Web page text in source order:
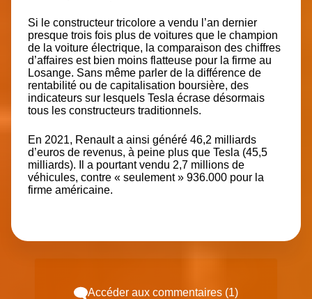
Si le constructeur tricolore a vendu l’an dernier
presque trois fois plus de voitures que le champion
de la voiture électrique, la comparaison des chiffres
d’affaires est bien moins flatteuse pour la firme au
Losange. Sans même parler de la différence de
rentabilité ou de capitalisation boursière, des
indicateurs sur lesquels Tesla écrase désormais
tous les constructeurs traditionnels.
En 2021, Renault a ainsi généré 46,2 milliards
d’euros de revenus, à peine plus que Tesla (45,5
milliards). Il a pourtant vendu 2,7 millions de
véhicules, contre « seulement » 936.000 pour la
firme américaine.
Accéder aux commentaires (1)